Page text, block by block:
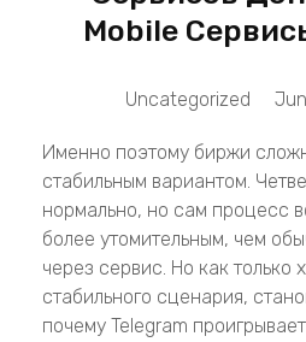
Mobile
Uncategorized
Именно поэтому биржи
стабильным вариантом.
нормально, но сам процесс
более утомительным, чем
через сервис. Но как только
стабильного сценария,
почему Telegram